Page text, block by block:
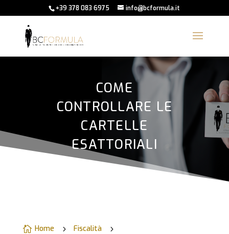
+39 378 083 6975 info@bcformula.it
COME
CONTROLLARE LE
CARTELLE
ESATTORIALI
 Home 5 Fiscalità 5